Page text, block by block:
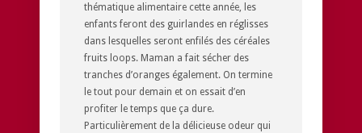
thématique alimentaire cette année, les
enfants feront des guirlandes en réglisses
dans lesquelles seront enfilés des céréales
fruits loops. Maman a fait sécher des
tranches d’oranges également. On termine
le tout pour demain et on essait d’en
profiter le temps que ça dure.
Particulièrement de la délicieuse odeur qui